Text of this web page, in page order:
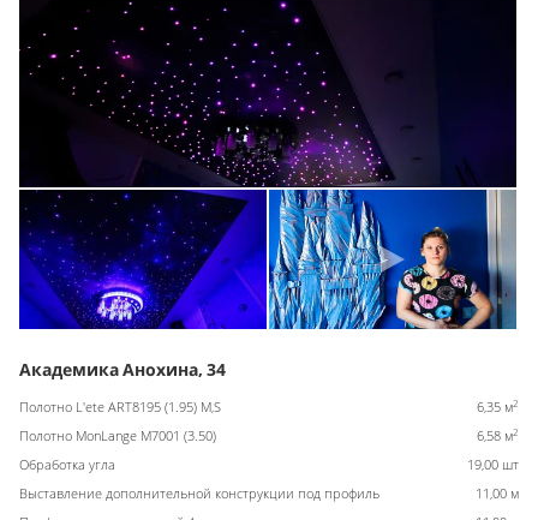
Академика Анохина, 34
Полотно L'ete ART8195 (1.95) M,S 6,35 м2
Полотно MonLange M7001 (3.50) 6,58 м2
Обработка угла
19,00 шт
Выставление дополнительной конструкции под профиль
11,00 м